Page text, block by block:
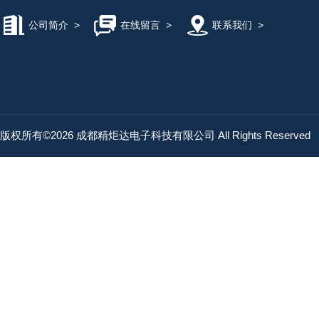
公司简介 > 在线留言> 联系我们 >
版权所有©2026 成都精炬达电子科技有限公司 All Rights Reserved